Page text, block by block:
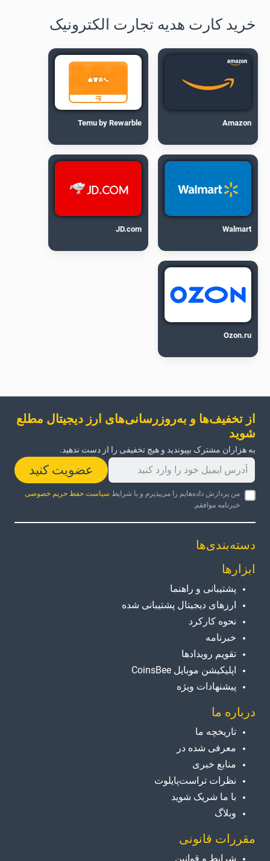
خرید کارت هدیه تجارت الکترونیک
Amazon
Temu by Rewarble
Walmart
JD.com
Ozon.ru
از تخفیف‌ها و به‌روزرسانی‌های ارز دیجیتال مطلع
شوید
به هزاران مشترک بپیوندید و هیچ تخفیفی را از دست ندهید.
عضویت کنید
من پردازش داده‌هایم را می‌پذیرم و با شرایط سیاست حفظ حریم خصوصی
خبرنامه موافقم.
دسته‌بندی‌ها
ابزارها
پشتیبانی و راهنما
ارزهای دیجیتال پشتیبانی شده
نحوه کارکرد
خبرنامه
تقویم رویدادها
اپلیکیشن موبایل CoinsBee
پیشنهادات ویژه
درباره ما
تاریخچه ما
معرفی شده در
منابع خبری
نظرات تراست‌پایلوت
با ما شریک شوید
وبلاگ
مقررات قانونی
شرایط و قوانین